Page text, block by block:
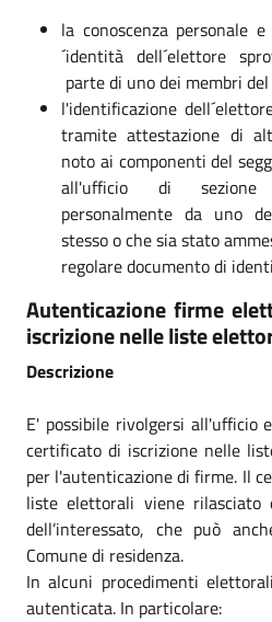
la conoscenza personale
´identità dell´elettore
parte di uno dei membri
l'identificazione
tramite attestazione di
noto ai componenti del
all'ufficio di sezione
personalmente da uno
stesso o che sia stato
regolare documento di
Autenticazione firme
iscrizione nelle liste
Descrizione
E' possibile rivolgersi all'ufficio
certificato di iscrizione nelle
per l'autenticazione di firme. Il
liste elettorali viene rilasciato
dell’interessato, che può
Comune di residenza.
In alcuni procedimenti
autenticata. In particolare: